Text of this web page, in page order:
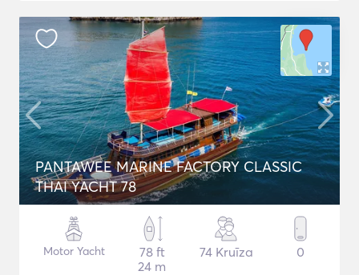
PANTAWEE MARINE FACTORY CLASSIC
THAI YACHT 78
Motor Yacht
78 ft
24 m
74 Kruīza 0